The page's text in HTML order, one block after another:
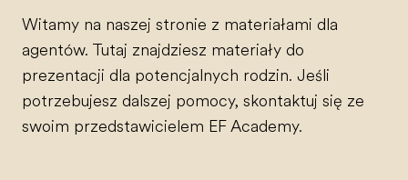
Witamy na naszej stronie z materiałami dla
agentów. Tutaj znajdziesz materiały do
prezentacji dla potencjalnych rodzin. Jeśli
potrzebujesz dalszej pomocy, skontaktuj się ze
swoim przedstawicielem EF Academy.